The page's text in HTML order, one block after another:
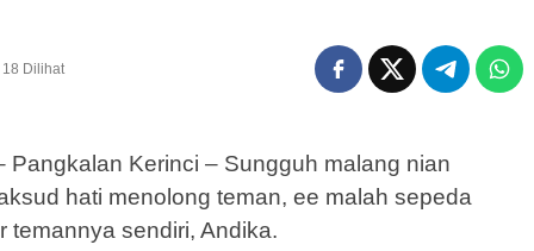
18 Dilihat
Pangkalan Kerinci – Sungguh malang nian
hati menolong teman, ee malah sepeda
temannya sendiri, Andika.